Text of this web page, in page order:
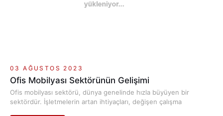
03 AĞUSTOS 2023
Ofis Mobilyası Sektörünün Gelişimi
Ofis mobilyası sektörü, dünya genelinde hızla büyüyen bir
sektördür. İşletmelerin artan ihtiyaçları, değişen çalışma